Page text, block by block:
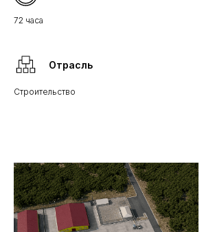
72 часа
Отрасль
Строительство